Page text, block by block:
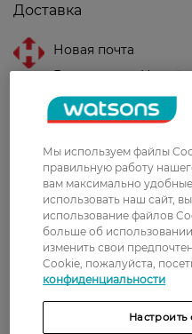
Доставка
Новая почта
В отделение Новой
от 699 грн
Укрпочта
Стоимость доставки
доставка от – 599 грн
Забрать сегодня в
Стоимость доставки
Оплата
Мы используем файлы
правильную работу
вам максимально
использовать наш сайт,
использование файлов
больше об
изменить свои
Cookie, пожалуйста,
конфиденциальности